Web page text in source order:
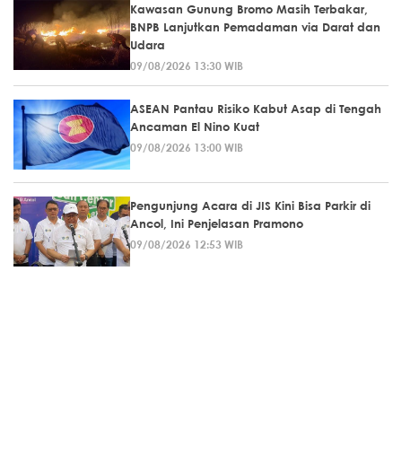
Kawasan Gunung Bromo Masih Terbakar,
BNPB Lanjutkan Pemadaman via Darat dan
Udara
09/08/2026 13:30 WIB
ASEAN Pantau Risiko Kabut Asap di Tengah
Ancaman El Nino Kuat
09/08/2026 13:00 WIB
Pengunjung Acara di JIS Kini Bisa Parkir di
Ancol, Ini Penjelasan Pramono
09/08/2026 12:53 WIB